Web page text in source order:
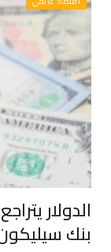
الدولار
بنك